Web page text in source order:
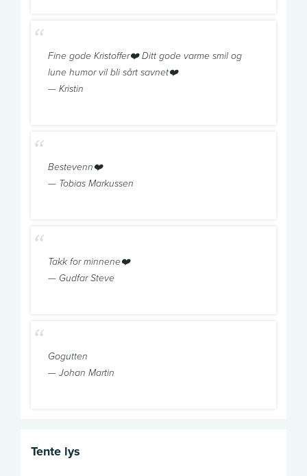
Fine gode Kristoffer❤️ Ditt gode varme smil og
lune humor vil bli sårt savnet❤️
— Kristin
Bestevenn❤️
— Tobias Markussen
Takk for minnene❤️
— Gudfar Steve
Gogutten
— Johan Martin
Tente lys